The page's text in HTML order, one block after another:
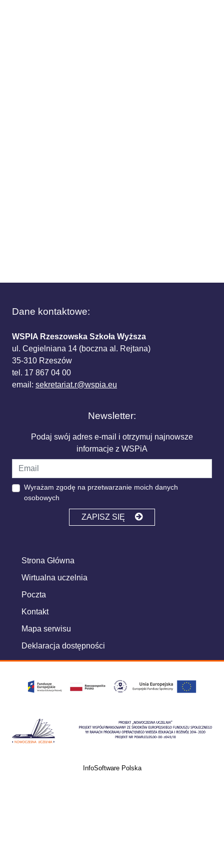
Dane kontaktowe:
WSPIA Rzeszowska Szkoła Wyższa
ul. Cegielniana 14 (boczna al. Rejtana)
35-310 Rzeszów
tel. 17 867 04 00
email: sekretariat.r@wspia.eu
Newsletter:
Podaj swój adres e-mail i otrzymuj najnowsze
informacje z WSPiA
Wyrażam zgodę na przetwarzanie moich danych
osobowych
ZAPISZ SIĘ
Strona Główna
Wirtualna uczelnia
Poczta
Kontakt
Mapa serwisu
Deklaracja dostępności
InfoSoftware Polska